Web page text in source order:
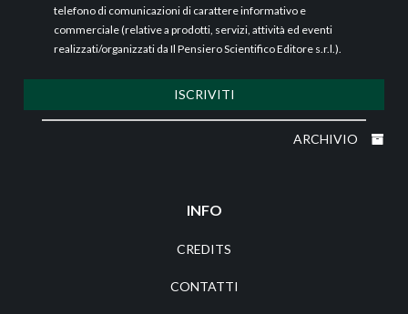
telefono di comunicazioni di carattere informativo e
commerciale (relative a prodotti, servizi, attività ed eventi
realizzati/organizzati da Il Pensiero Scientifico Editore s.r.l.).
ISCRIVITI
ARCHIVIO
INFO
CREDITS
CONTATTI